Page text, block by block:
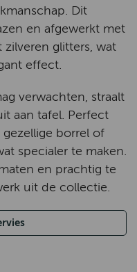
Dit
en afgewerkt met
glitters, wat
effect.
verwachten, straalt
aan tafel. Perfect
borrel of
specialer te maken.
en prachtig te
uit de collectie.